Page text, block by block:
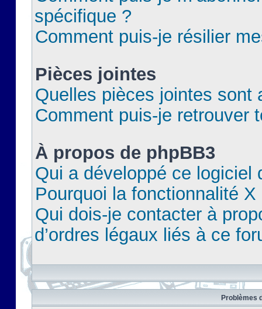
spécifique ?
Comment puis-je résilier
Pièces jointes
Quelles pièces jointes sont
Comment puis-je retrouver
À propos de phpBB3
Qui a développé ce logiciel
Pourquoi la fonctionnalité X
Qui dois-je contacter à
d’ordres légaux liés à ce
Problèmes